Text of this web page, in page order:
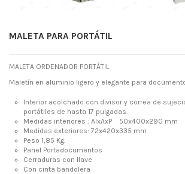
MALETA PARA PORTÁTIL
MALETA ORDENADOR PORTÁTIL
Maletín en aluminio ligero y elegante para
Interior acolchado con divisor y correa de
portátiles de hasta 17 pulgadas.
Medidas interiores : AlxAxP 50x400x290 mm
Medidas exteriores: 72x420x335 mm
Peso 1,85 Kg.
Panel Portadocumentos
Cerraduras con llave
Con cinta bandolera